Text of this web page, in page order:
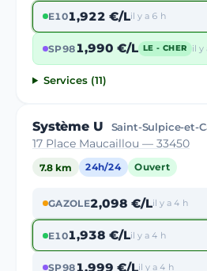
E101,922 €/Lil y a 6 h
SP981,990 €/L LE - CHER il y
Services (11)
Système U Saint-Sulpice-et-
17 Place Maucaillou — 33450
7.8 km 24h/24 Ouvert
GAZOLE2,098 €/Lil y a 4 h
E101,938 €/Lil y a 4 h
SP981,999 €/Lil y a 4 h